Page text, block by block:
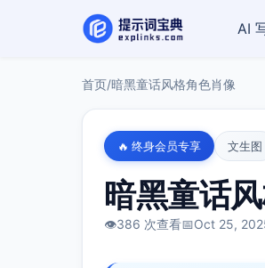
AI
首页/暗黑童话风格角色肖像
🔥 终身会员专享 文生图
暗黑童话
👁️386 次查看📅Oct 25,